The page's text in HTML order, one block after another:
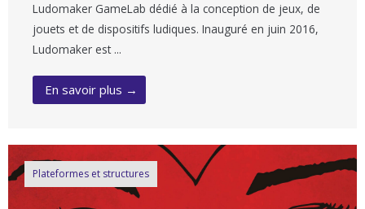
Ludomaker GameLab dédié à la conception de jeux, de
jouets et de dispositifs ludiques. Inauguré en juin 2016,
Ludomaker est ...
En savoir plus →
Plateformes et structures